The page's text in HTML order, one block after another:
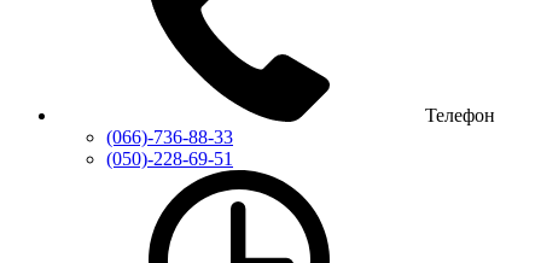
Телефон
(066)-736-88-33
(050)-228-69-51